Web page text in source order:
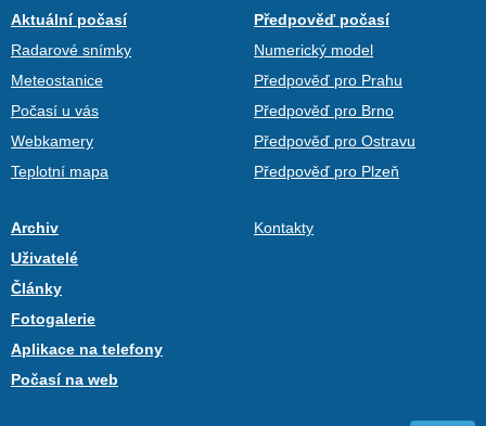
Aktuální počasí
Radarové snímky
Meteostanice
Počasí u vás
Webkamery
Teplotní mapa
Předpověď počasí
Numerický model
Předpověď pro Prahu
Předpověď pro Brno
Předpověď pro Ostravu
Předpověď pro Plzeň
Archiv
Uživatelé
Články
Fotogalerie
Aplikace na telefony
Počasí na web
Kontakty